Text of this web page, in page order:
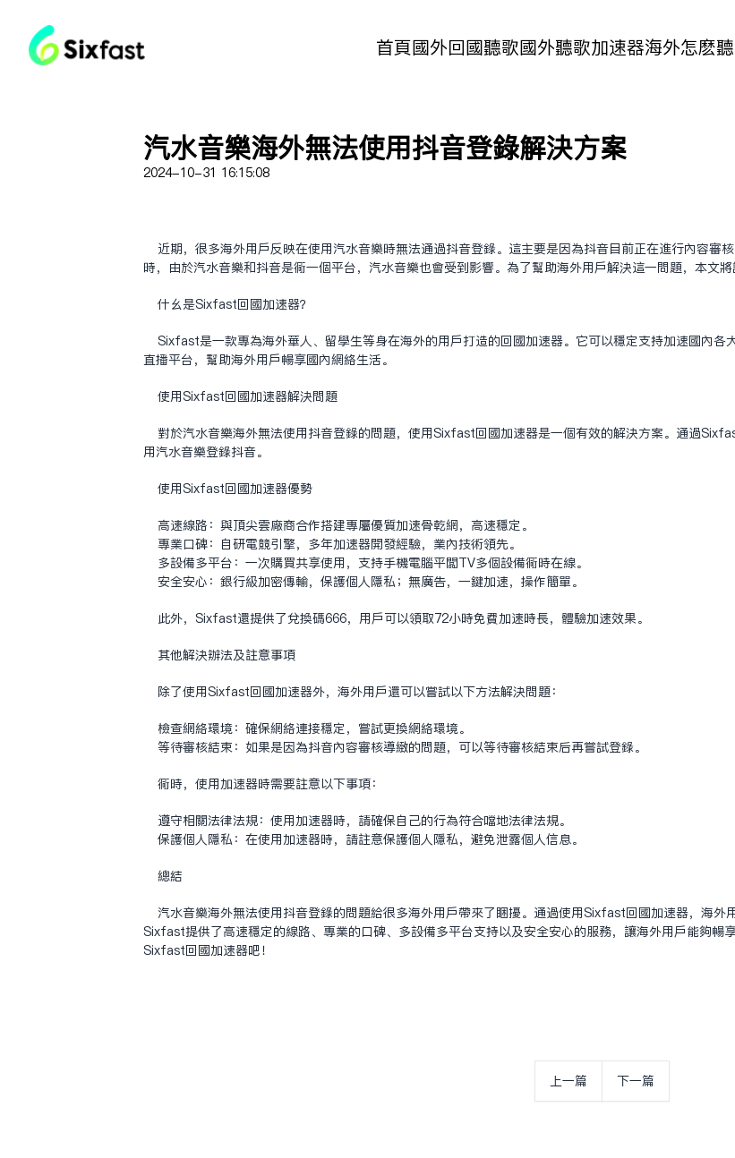
首頁國外回國聽歌國外聽歌加速器海外怎麽
汽水音乐海外无法使用抖音登录解决方案
2024-10-31 16:15:08
近期，很多海外用户反映在使用汽水音乐时无法通过抖音登录。这主要是因为抖音目前正在进行内容审
时，由于汽水音乐和抖音是同一个平台，汽水音乐也会受到影响。为了帮助海外用户解决这一问题，本文
什么是Sixfast回国加速器？
Sixfast是一款专为海外华人、留学生等身在海外的用户打造的回国加速器。它可以稳定支持加速国内
直播平台，帮助海外用户畅享国内网络生活。
使用Sixfast回国加速器解决问题
对于汽水音乐海外无法使用抖音登录的问题，使用Sixfast回国加速器是一个有效的解决方案。通过
用汽水音乐登录抖音。
使用Sixfast回国加速器优势
高速线路：与顶尖云厂商合作搭建专属优质加速骨干网，高速稳定。
专业口碑：自研电竞引擎，多年加速器开发经验，业内技术领先。
多设备多平台：一次购买共享使用，支持手机电脑平板TV多个设备同时在线。
安全安心：银行级加密传输，保护个人隐私；无广告，一键加速，操作简单。
此外，Sixfast还提供了兑换码666，用户可以领取72小时免费加速时长，体验加速效果。
其他解决办法及注意事项
除了使用Sixfast回国加速器外，海外用户还可以尝试以下方法解决问题：
检查网络环境：确保网络连接稳定，尝试更换网络环境。
等待审核结束：如果是因为抖音内容审核导致的问题，可以等待审核结束后再尝试登录。
同时，使用加速器时需要注意以下事项：
遵守相关法律法规：使用加速器时，请确保自己的行为符合当地法律法规。
保护个人隐私：在使用加速器时，请注意保护个人隐私，避免泄露个人信息。
总结
汽水音乐海外无法使用抖音登录的问题给很多海外用户带来了困扰。通过使用Sixfast回国加速器，海外
Sixfast提供了高速稳定的线路、专业的口碑、多设备多平台支持以及安全安心的服务，让海外用户能够畅
Sixfast回国加速器吧！
上一篇 下一篇